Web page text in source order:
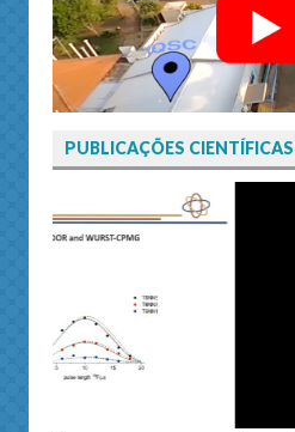
PUBLICAÇÕES CIENTÍFICAS